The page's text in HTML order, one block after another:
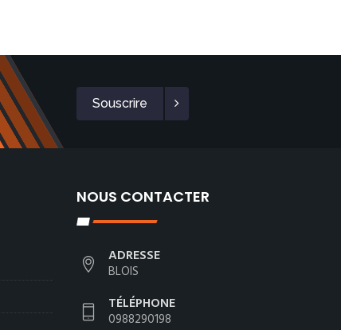
Souscrire
NOUS CONTACTER
ADRESSE
BLOIS
TÉLÉPHONE
0988290198